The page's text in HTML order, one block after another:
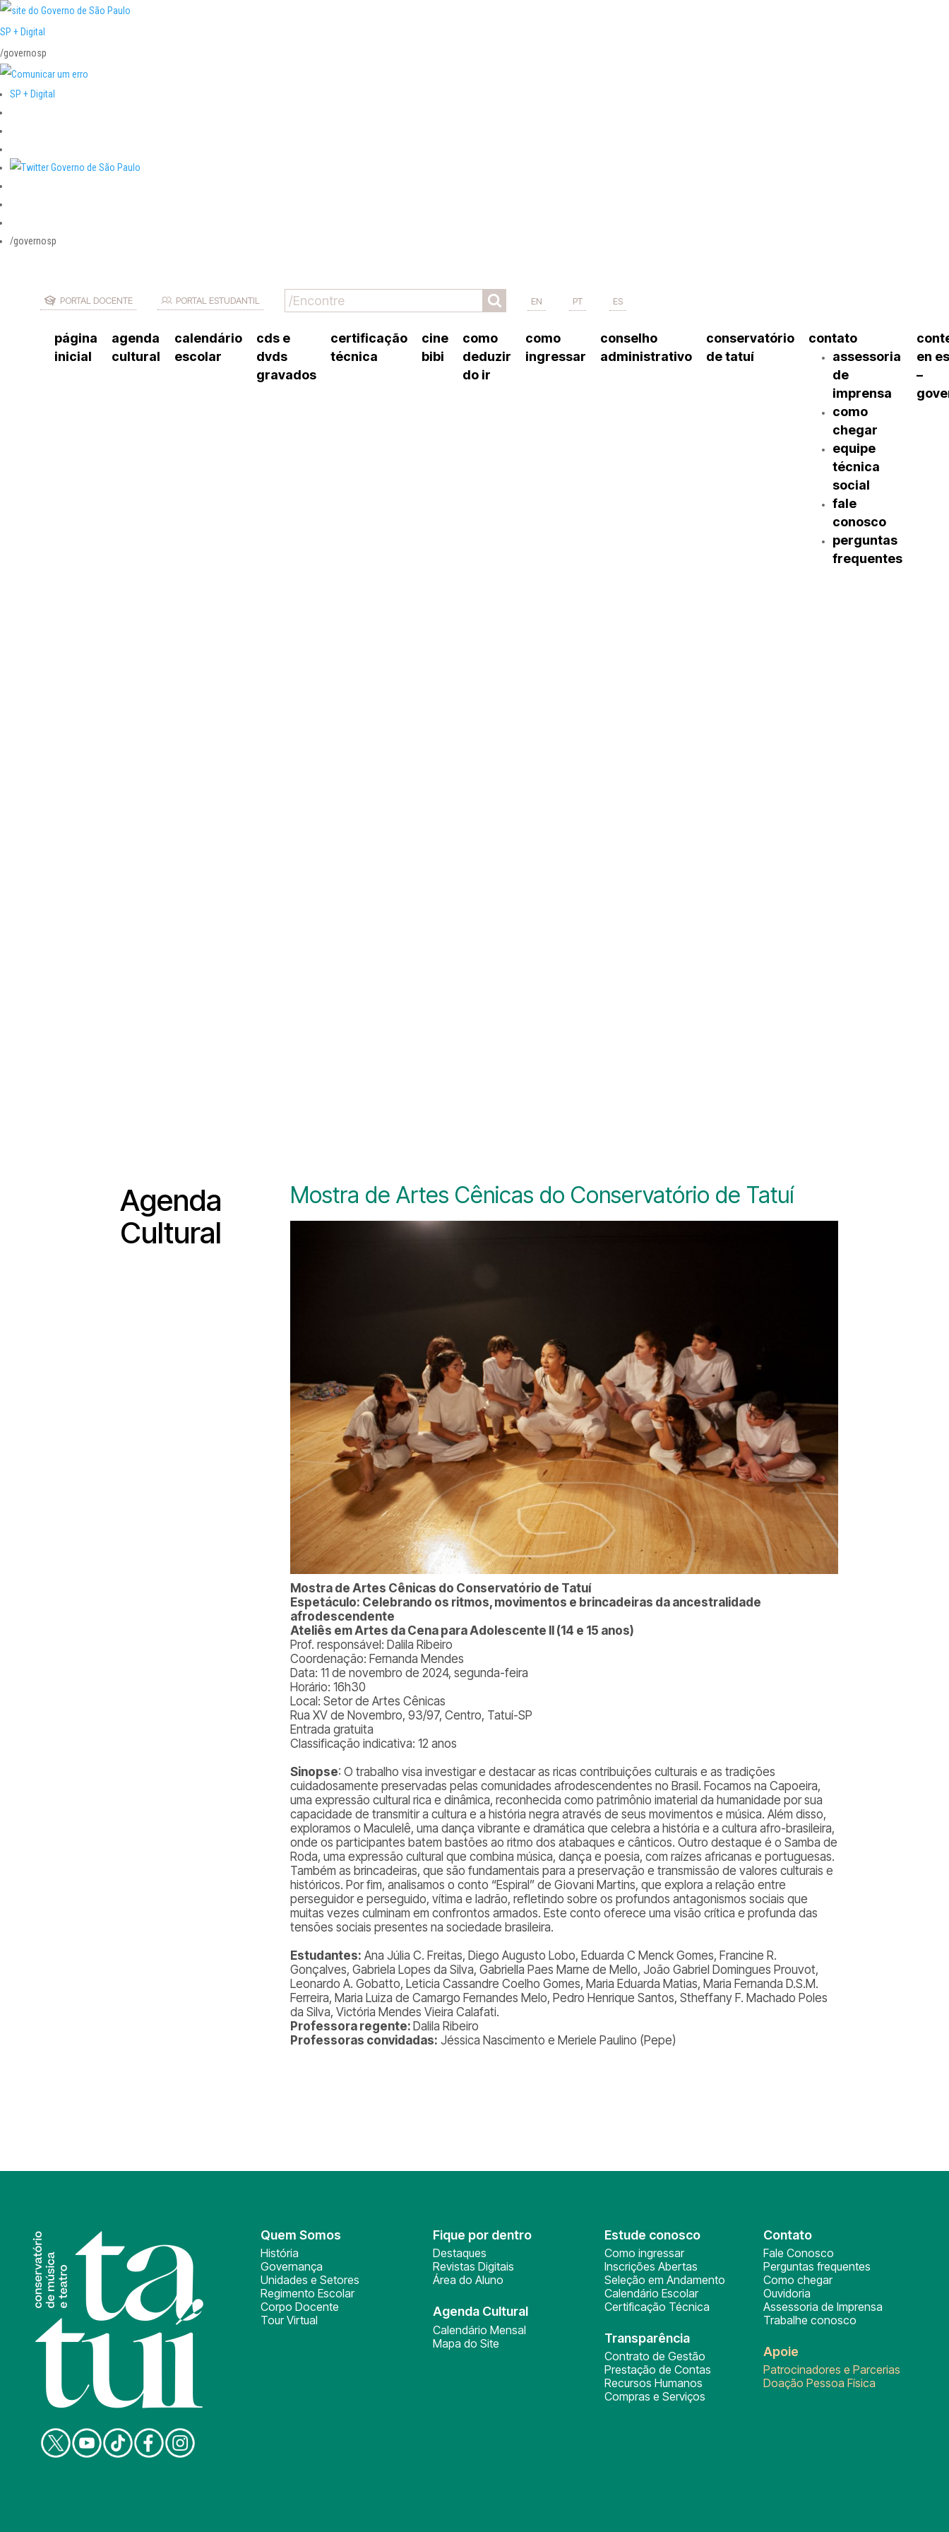
SP + Digital
/governosp
SP + Digital
/governosp
PORTAL DOCENTE PORTAL ESTUDANTIL EN PT ES
página
inicial
agenda
cultural
calendário
escolar
cds e
dvds
gravados
certificação
técnica
cine
bibi
como
deduzir
do ir
como
ingressar
conselho
administrativo
conservatório
de tatuí
contato
assessoria
de
imprensa
como
chegar
equipe
técnica
social
fale
conosco
perguntas
frequentes
en
–
Agenda
Cultural
Mostra de Artes Cênicas do Conservatório de Tatuí
Mostra de Artes Cênicas do Conservatório de Tatuí
Espetáculo: Celebrando os ritmos, movimentos e brincadeiras da ancestralidade
afrodescendente
Ateliês em Artes da Cena para Adolescente II (14 e 15 anos)
Prof. responsável: Dalila Ribeiro
Coordenação: Fernanda Mendes
Data: 11 de novembro de 2024, segunda-feira
Horário: 16h30
Local: Setor de Artes Cênicas
Rua XV de Novembro, 93/97, Centro, Tatuí-SP
Entrada gratuita
Classificação indicativa: 12 anos
Sinopse: O trabalho visa investigar e destacar as ricas contribuições culturais e as tradições
cuidadosamente preservadas pelas comunidades afrodescendentes no Brasil. Focamos na Capoeira,
uma expressão cultural rica e dinâmica, reconhecida como patrimônio imaterial da humanidade por sua
capacidade de transmitir a cultura e a história negra através de seus movimentos e música. Além disso,
exploramos o Maculelê, uma dança vibrante e dramática que celebra a história e a cultura afro-brasileira,
onde os participantes batem bastões ao ritmo dos atabaques e cânticos. Outro destaque é o Samba de
Roda, uma expressão cultural que combina música, dança e poesia, com raízes africanas e portuguesas.
Também as brincadeiras, que são fundamentais para a preservação e transmissão de valores culturais e
históricos. Por fim, analisamos o conto “Espiral” de Giovani Martins, que explora a relação entre
perseguidor e perseguido, vítima e ladrão, refletindo sobre os profundos antagonismos sociais que
muitas vezes culminam em confrontos armados. Este conto oferece uma visão crítica e profunda das
tensões sociais presentes na sociedade brasileira.
Estudantes: Ana Júlia C. Freitas, Diego Augusto Lobo, Eduarda C Menck Gomes, Francine R.
Gonçalves, Gabriela Lopes da Silva, Gabriella Paes Marne de Mello, João Gabriel Domingues Prouvot,
Leonardo A. Gobatto, Leticia Cassandre Coelho Gomes, Maria Eduarda Matias, Maria Fernanda D.S.M.
Ferreira, Maria Luiza de Camargo Fernandes Melo, Pedro Henrique Santos, Stheffany F. Machado Poles
da Silva, Victória Mendes Vieira Calafati.
Professora regente:Dalila Ribeiro
Professoras convidadas: Jéssica Nascimento e Meriele Paulino (Pepe)
Quem Somos
História
Governança
Unidades e Setores
Regimento Escolar
Corpo Docente
Tour Virtual
Fique por dentro
Destaques
Revistas Digitais
Área do Aluno
Agenda Cultural
Calendário Mensal
Mapa do Site
Estude conosco
Como ingressar
Inscrições Abertas
Seleção em Andamento
Calendário Escolar
Certificação Técnica
Transparência
Contrato de Gestão
Prestação de Contas
Recursos Humanos
Compras e Serviços
Contato
Fale Conosco
Perguntas frequentes
Como chegar
Ouvidoria
Assessoria de Imprensa
Trabalhe conosco
Apoie
Patrocinadores e Parcerias
Doação Pessoa Física